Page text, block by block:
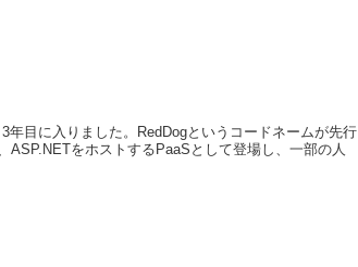
目に入りました。RedDogというコードネームが先行
をホストするPaaSとして登場し、一部の人